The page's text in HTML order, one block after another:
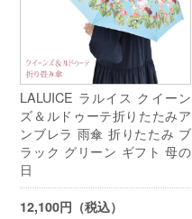
LALUICE ラルイス クイーン
ズ＆ルドゥーテ折りたたみア
ンブレラ 雨傘 折りたたみ ブ
ラック グリーン ギフト 母の
日
12,100円（税込）